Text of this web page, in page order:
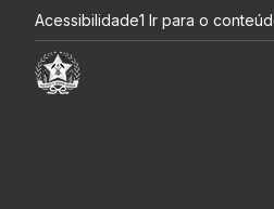
Pular para o Conteúdo principal
Repositório de
Acessibilidade1 Ir para o